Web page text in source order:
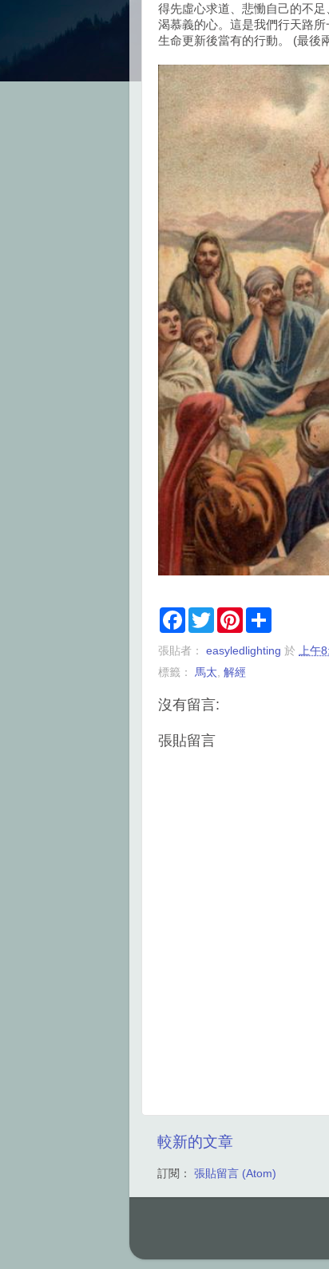
得先虛心求道、悲慟自己的不
渴慕義的心。這是我們行天路
生命更新後當有的行動。 (最後
F
e
o
k
T
w
t
e
P
t
r
r
張貼者： easyledlighting 於
上午
標籤： 馬太, 解經
沒有留言:
張貼留言
較新的文章
訂閱： 張貼留言 (Atom)